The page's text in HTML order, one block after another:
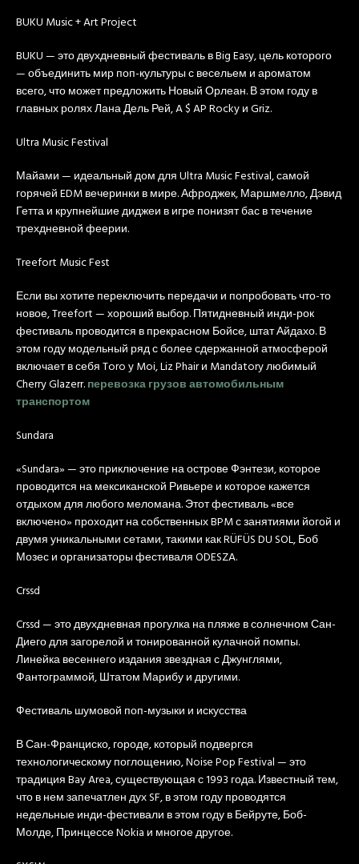
BUKU Music + Art Project
BUKU — это двухдневный фестиваль в Big Easy, цель которого
— объединить мир поп-культуры с весельем и ароматом
всего, что может предложить Новый Орлеан. В этом году в
главных ролях Лана Дель Рей, A $ AP Rocky и Griz.
Ultra Music Festival
Майами — идеальный дом для Ultra Music Festival, самой
горячей EDM вечеринки в мире. Афроджек, Маршмелло, Дэвид
Гетта и крупнейшие диджеи в игре понизят бас в течение
трехдневной феерии.
Treefort Music Fest
Если вы хотите переключить передачи и попробовать что-то
новое, Treefort — хороший выбор. Пятидневный инди-рок
фестиваль проводится в прекрасном Бойсе, штат Айдахо. В
этом году модельный ряд с более сдержанной атмосферой
включает в себя Toro y Moi, Liz Phair и Mandatory любимый
Cherry Glazerr.перевозка грузов автомобильным
транспортом
Sundara
«Sundara» — это приключение на острове Фэнтези, которое
проводится на мексиканской Ривьере и которое кажется
отдыхом для любого меломана. Этот фестиваль «все
включено» проходит на собственных BPM с занятиями йогой и
двумя уникальными сетами, такими как RÜFÜS DU SOL, Боб
Мозес и организаторы фестиваля ODESZA.
Crssd
Crssd — это двухдневная прогулка на пляже в солнечном Сан-
Диего для загорелой и тонированной кулачной помпы.
Линейка весеннего издания звездная с Джунглями,
Фантограммой, Штатом Марибу и другими.
Фестиваль шумовой поп-музыки и искусства
В Сан-Франциско, городе, который подвергся
технологическому поглощению, Noise Pop Festival — это
традиция Bay Area, существующая с 1993 года. Известный тем,
что в нем запечатлен дух SF, в этом году проводятся
недельные инди-фестивали в этом году в Бейруте, Боб-
Молде, Принцессе Nokia и многое другое.